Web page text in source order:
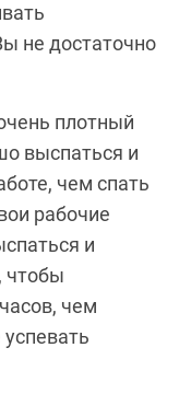
не достаточно
плотный
выспаться и
чем спать
рабочие
и
чтобы
чем